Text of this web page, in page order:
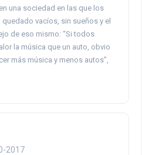
una sociedad en las que los
vacíos, sin sueños y el
de eso mismo: “Si todos
la música que un auto, obvio
más música y menos autos”,
2017